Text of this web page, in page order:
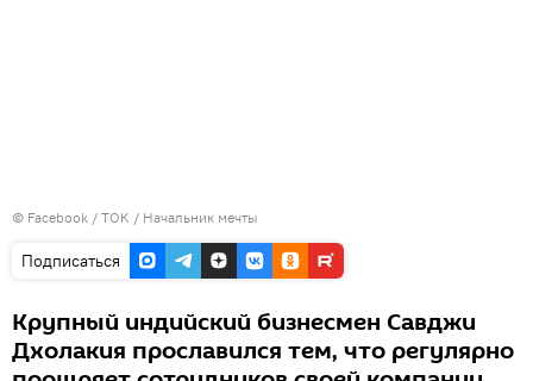
© Facebook / ТОК / Начальник мечты
Подписаться
Крупный индийский бизнесмен Савджи
Дхолакия прославился тем, что регулярно